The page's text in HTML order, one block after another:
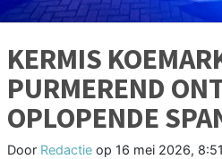
KERMIS
PURMEREND
OPLOPENDE
Door Redactie op 16 mei 2026,